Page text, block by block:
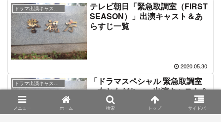
テレビ朝日「緊急取調室（FIRST
SEASON）」出演キャスト＆あ
らすじ一覧
2020.05.30
「ドラマスペシャル 緊急取調室
～女ともだち～」出演キャスト＆
放送情報【テレビ朝日系列】
メニュー ホーム 検索 トップ サイドバー